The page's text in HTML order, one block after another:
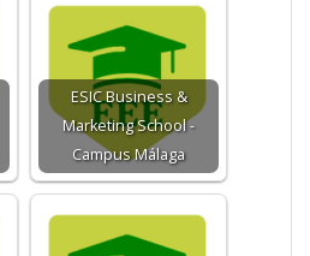
ESIC Business &
Marketing School -
Campus Málaga